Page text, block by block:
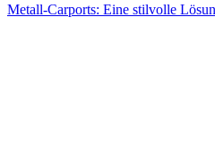
Metall-Carports: Eine stilvolle